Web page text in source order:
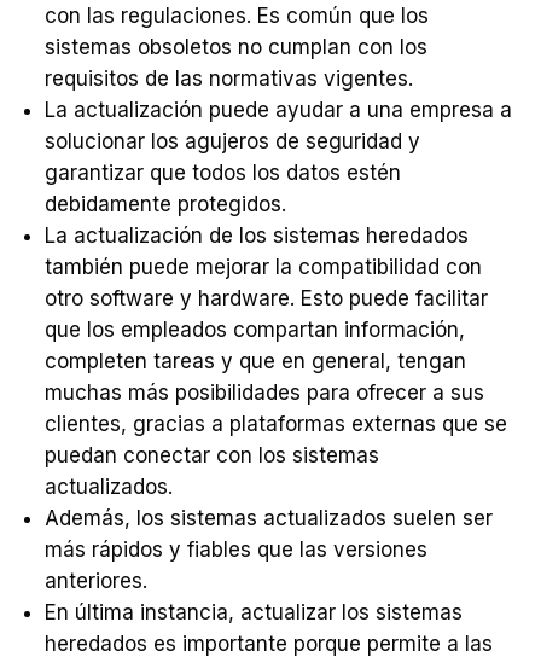
con las regulaciones. Es común que los
sistemas obsoletos no cumplan con los
requisitos de las normativas vigentes.
La actualización puede ayudar a una empresa a
solucionar los agujeros de seguridad y
garantizar que todos los datos estén
debidamente protegidos.
La actualización de los sistemas heredados
también puede mejorar la compatibilidad con
otro software y hardware. Esto puede facilitar
que los empleados compartan información,
completen tareas y que en general, tengan
muchas más posibilidades para ofrecer a sus
clientes, gracias a plataformas externas que se
puedan conectar con los sistemas
actualizados.
Además, los sistemas actualizados suelen ser
más rápidos y fiables que las versiones
anteriores.
En última instancia, actualizar los sistemas
heredados es importante porque permite a las